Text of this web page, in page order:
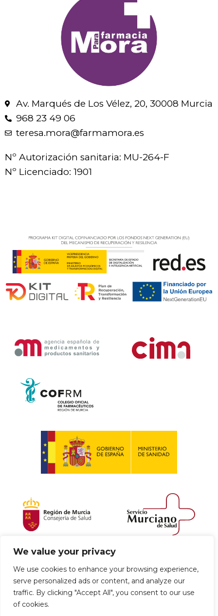
We value your privacy
We use cookies to enhance your browsing experience,
serve personalized ads or content, and analyze our
traffic. By clicking "Accept All", you consent to our use
of cookies.
Av. Marqués de Los Vélez, 20, 30008 Murcia
968 23 49 06
teresa.mora@farmamora.es
Nº Autorización sanitaria: MU-264-F
Nº Licenciado: 1901
Política de envío y devoluciones
Política de privacidad Uso de cookies